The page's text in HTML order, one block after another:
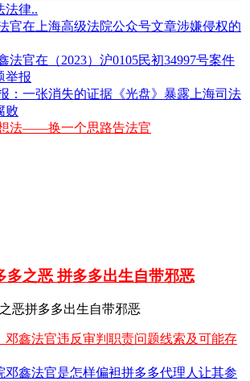
法律..
官在上海高级法院公众号文章涉嫌侵权的
法官在（2023）沪0105民初34997号案件
举报
：一张消失的证据《光盘》暴露上海司法
败
法——换一个思路告法官
多之恶 拼多多出生自带邪恶
恶拼多多出生自带邪恶
邓鑫法官违反审判职责问题线索及可能存
邓鑫法官是怎样偏袒拼多多代理人让其参